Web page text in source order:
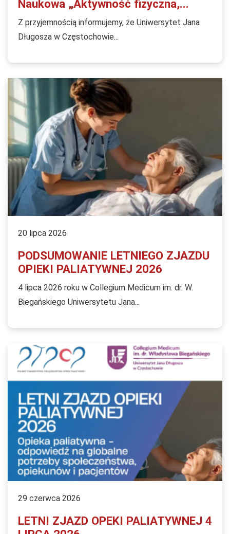
Naukowa „Aktywność fizyczna,...
Z przyjemnością informujemy, że Uniwersytet Jana
Długosza w Częstochowie...
20 lipca 2026
PODSUMOWANIE LETNIEGO ZJAZDU
OPIEKI PALIATYWNEJ 2026
4 lipca 2026 roku w Collegium Medicum im. dr. W.
Biegańskiego Uniwersytetu Jana...
29 czerwca 2026
LETNI ZJAZD OPEKI PALIATYWNEJ 4